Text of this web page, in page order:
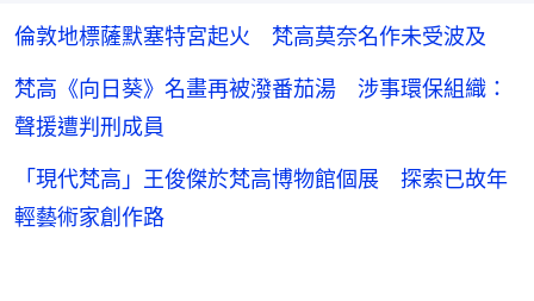
倫敦地標薩默塞特宮起火 梵高莫奈名作未受波及
梵高《向日葵》名畫再被潑番茄湯 涉事環保組織：
聲援遭判刑成員
「現代梵高」王俊傑於梵高博物館個展 探索已故年
輕藝術家創作路